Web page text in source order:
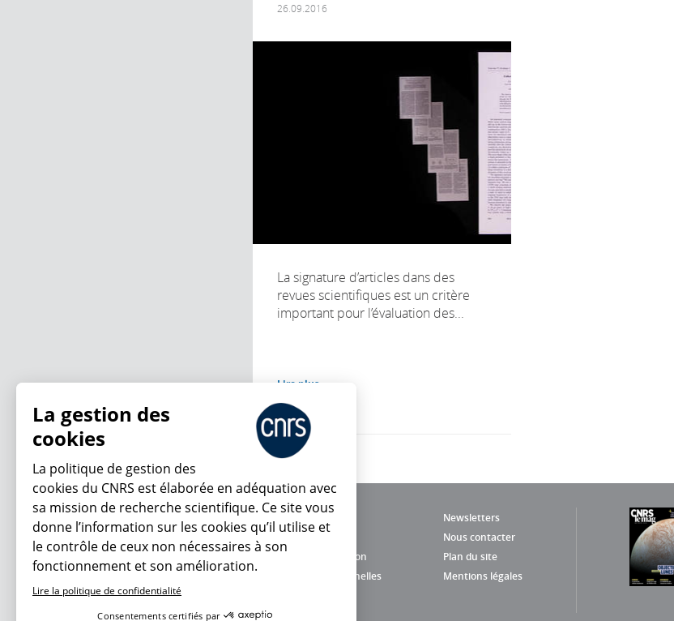
26.09.2016
La signature d’articles dans des
revues scientifiques est un critère
important pour l’évaluation des...
Lire plus
Newsletters
Nous contacter
Charte d'utilisation
Plan du site
Données personnelles
Mentions légales
En ce moment
La gestion des
cookies
La politique de gestion des
cookies du CNRS est élaborée en adéquation avec
sa mission de recherche scientifique. Ce site vous
donne l’information sur les cookies qu’il utilise et
le contrôle de ceux non nécessaires à son
fonctionnement et son amélioration.
Lire la politique de confidentialité
Consentements certifiés par